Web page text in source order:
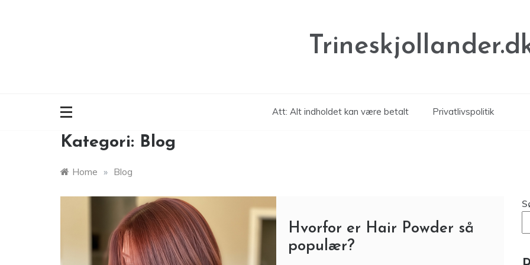
Att: Alt indholdet kan være betalt Privatlivspolitik
Kategori: Blog
Home » Blog
Hvorfor er Hair Powder så
populær?